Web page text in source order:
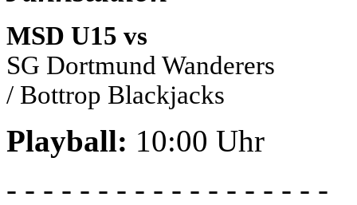
MSD U15 vs
SG Dortmund Wanderers
/ Bottrop Blackjacks
Playball: 10:00 Uhr
- - - - - - - - - - - - - - - - - -